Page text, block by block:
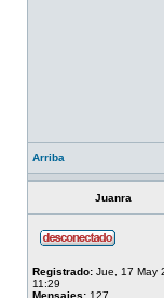
Arriba
Juanra
Registrado: Jue, 17 May
11:29
Mensajes: 127